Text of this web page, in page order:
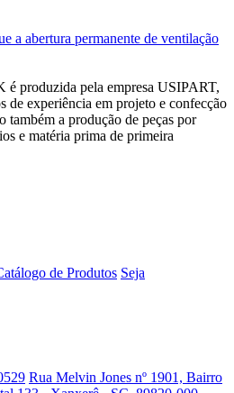
produzida pela empresa USIPART,
de experiência em projeto e confecção
também a produção de peças por
e matéria prima de primeira
de Produtos Seja
Rua Melvin Jones nº 1901, Bairro